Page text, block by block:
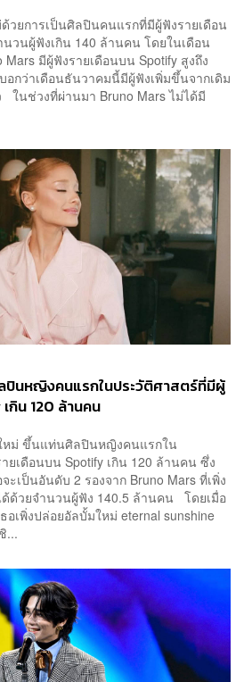
วยการเป็นศิลปินคนแรกที่มีผู้ฟังรายเดือน
วนผู้ฟังเกิน 140 ล้านคน โดยในเดือน
มีผู้ฟังรายเดือนบน Spotify สูงถึง
กว่าเดือนธันวาคมนี้มีผู้ฟังเพิ่มขึ้นจากเดิม
ในช่วงที่ผ่านมา Bruno Mars ไม่ได้มี
ปินหญิงคนแรกในประวัติศาสตร์ที่มีผู้
กิน 120 ล้านคน
หม่ ขึ้นแท่นศิลปินหญิงคนแรกใน
ยเดือนบน Spotify เกิน 120 ล้านคน ซึ่ง
ะเป็นอันดับ 2 รองจาก Bruno Mars ที่เพิ่ง
ด้ด้วยจำนวนผู้ฟัง 140.5 ล้านคน โดยเมื่อ
เพิ่งปล่อยอัลบั้มใหม่ eternal sunshine
...